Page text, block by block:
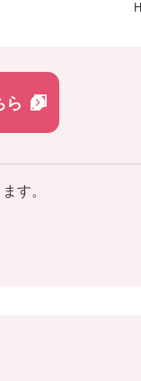
ら
す。